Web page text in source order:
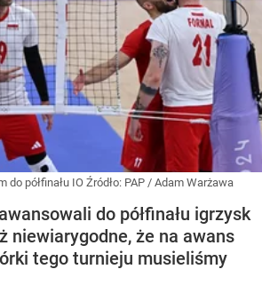
do półfinału IO Źródło: PAP / Adam Warżawa
do półfinału igrzysk
niewiarygodne, że na awans
tego turnieju musieliśmy